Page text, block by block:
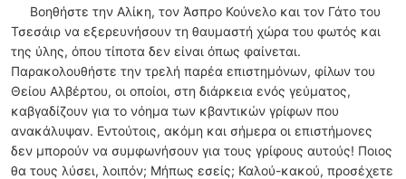
Βοηθήστε την Αλίκη, τον Άσπρο Κούνελο και τον Γάτο του
Τσεσάιρ να εξερευνήσουν τη θαυµαστή χώρα του φωτός και
της ύλης, όπου τίποτα δεν είναι όπως φαίνεται.
Παρακολουθήστε την τρελή παρέα επιστηµόνων, φίλων του
Θείου Αλβέρτου, οι οποίοι, στη διάρκεια ενός γεύµατος,
καβγαδίζουν για το νόηµα των κβαντικών γρίφων που
ανακάλυψαν. Εντούτοις, ακόµη και σήµερα οι επιστήµονες
δεν µπορούν να συµφωνήσουν για τους γρίφους αυτούς! Ποιος
θα τους λύσει, λοιπόν; Μήπως εσείς; Καλού-κακού, προσέχετε